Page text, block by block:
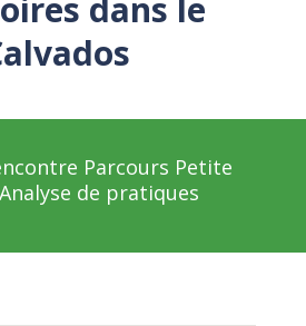
dans le
Parcours Petite
de pratiques